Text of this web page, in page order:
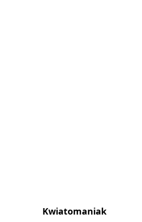
Kwiatomaniak